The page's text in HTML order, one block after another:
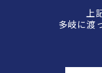
上
多岐に渡